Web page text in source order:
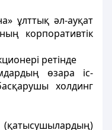
ұлттық әл-ауқат
корпоративтік
ретінде
өзара іс-
холдинг
(қатысушылардың)